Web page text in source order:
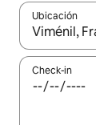
Ubicación
Cuando los
Check-in